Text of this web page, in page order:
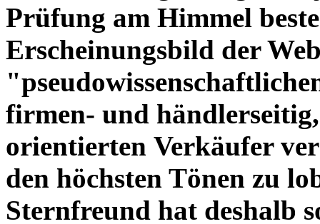
Prüfung am Himmel
Erscheinungsbild der
firmen- und
orientierten Verkäufer
den höchsten Tönen zu
Sternfreund hat deshalb